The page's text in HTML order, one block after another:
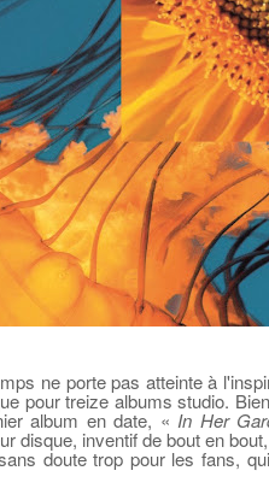
ne porte pas atteinte à
pour treize albums studio.
album en date, « In Her
disque, inventif de bout en
doute trop pour les fans,